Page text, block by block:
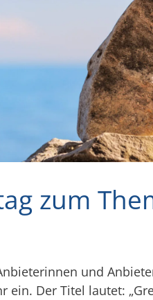
zum
und
ein. Der Titel lautet: